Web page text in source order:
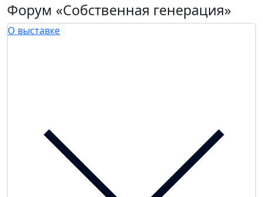
Форум «Собственная генерация»
О выставке